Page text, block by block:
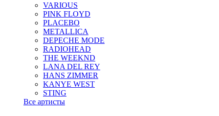
VARIOUS
PINK FLOYD
PLACEBO
METALLICA
DEPECHE MODE
RADIOHEAD
THE WEEKND
LANA DEL REY
HANS ZIMMER
KANYE WEST
STING
Все артисты